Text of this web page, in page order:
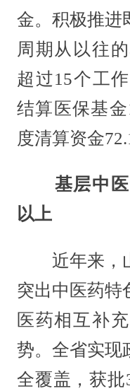
金。积极推进
周期从以往
超过15个工
结算医保基
度清算资金
基层中医
以上
近年来，山
突出中医药特
医药相互补
势。全省实现
全覆盖，获